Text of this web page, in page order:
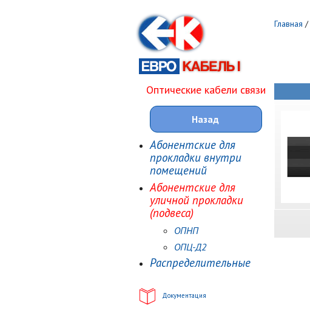
Оптические кабели связи
Назад
Абонентские для
прокладки внутри
помещений
Абонентские для
уличной прокладки
(подвеса)
ОПНП
ОПЦ-Д2
Распределительные
Документация
Главная /